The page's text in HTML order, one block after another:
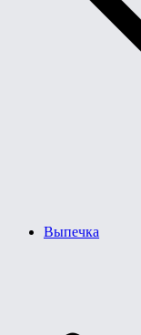
Выпечка